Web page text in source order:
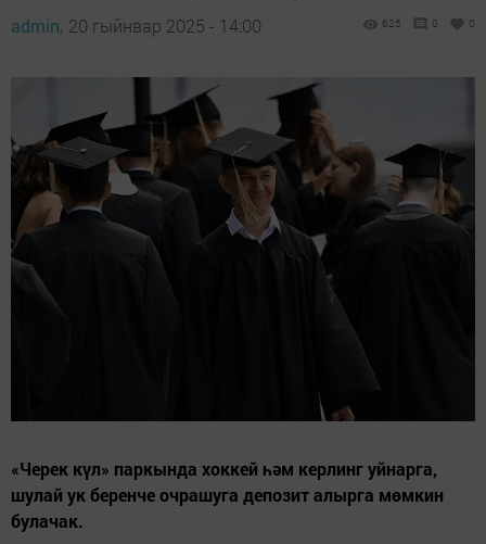
admin, 20 гыйнвар 2025 - 14:00 625 0 0
«Черек күл» паркында хоккей һәм керлинг уйнарга,
шулай ук беренче очрашуга депозит алырга мөмкин
булачак.